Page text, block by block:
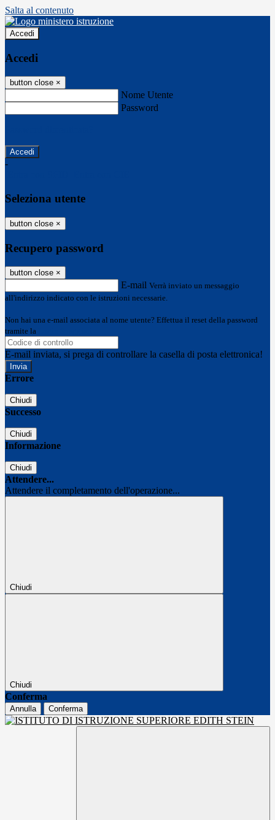
Salta al contenuto
Accedi
Accedi
button close ×
Nome Utente
Password
-
Seleziona utente
button close ×
Recupero password
button close ×
E-mail Verrà inviato un messaggio
all'indirizzo indicato con le istruzioni necessarie.
Non hai una e-mail associata al nome utente? Effettua il reset della password
tramite la
E-mail inviata, si prega di controllare la casella di posta elettronica!
Errore
Chiudi
Successo
Chiudi
Informazione
Chiudi
Attendere...
Attendere il completamento dell'operazione...
Chiudi
Chiudi
Conferma
Annulla Conferma